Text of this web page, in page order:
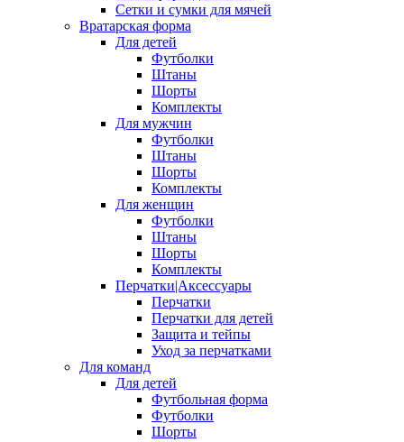
Сетки и сумки для мячей
Вратарская форма
Для детей
Футболки
Штаны
Шорты
Комплекты
Для мужчин
Футболки
Штаны
Шорты
Комплекты
Для женщин
Футболки
Штаны
Шорты
Комплекты
Перчатки|Аксессуары
Перчатки
Перчатки для детей
Защита и тейпы
Уход за перчатками
Для команд
Для детей
Футбольная форма
Футболки
Шорты